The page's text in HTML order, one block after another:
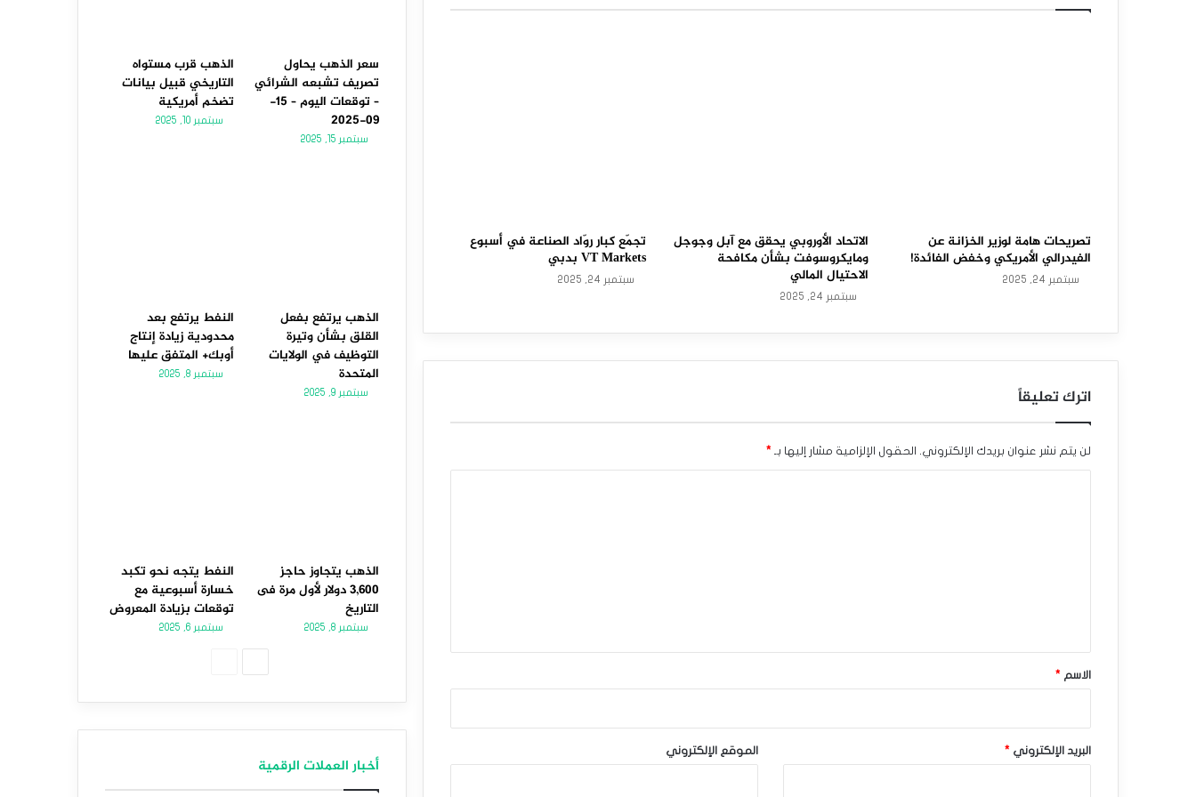
ر
ن
د
ي
ب
ق
ي
ع
ل
ا
ل
ف
تصريحات هامة لوزير الخزانة عن
الفيدرالي الأمريكي وخفض الفائدة!
سبتمبر 24, 2025
الاتحاد الأوروبي يحقق مع آبل وجوجل
ومايكروسوفت بشأن مكافحة
الاحتيال المالي
سبتمبر 24, 2025
تجمّع كبار روّاد الصناعة في أسبوع
VT Markets بدبي
سبتمبر 24, 2025
اترك تعليقاً
لن يتم نشر عنوان بريدك الإلكتروني. الحقول الإلزامية مشار إليها بـ *
*الاسم *
البريد الإلكتروني * الموقع الإلكتروني
سعر الذهب يحاول
تصريف تشبعه الشرائي
– توقعات اليوم – 15-
09-2025
سبتمبر 15, 2025
الذهب قرب مستواه
التاريخي قبيل بيانات
تضخم أمريكية
سبتمبر 10, 2025
الذهب يرتفع بفعل
القلق بشأن وتيرة
التوظيف في الولايات
المتحدة
سبتمبر 9, 2025
النفط يرتفع بعد
محدودية زيادة إنتاج
أوبك+ المتفق عليها
سبتمبر 8, 2025
الذهب يتجاوز حاجز
3,600 دولار لأول مرة فى
التاريخ
سبتمبر 8, 2025
النفط يتجه نحو تكبد
خسارة أسبوعية مع
توقعات بزيادة المعروض
سبتمبر 6, 2025
أخبار العملات الرقمية